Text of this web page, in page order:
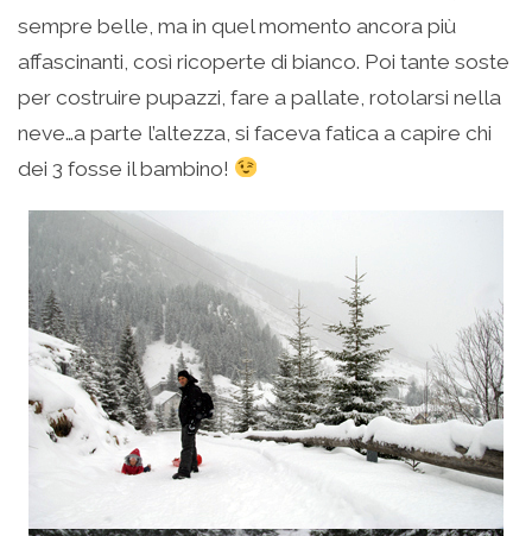
sempre belle, ma in quel momento ancora più
affascinanti, così ricoperte di bianco. Poi tante soste
per costruire pupazzi, fare a pallate, rotolarsi nella
neve…a parte l’altezza, si faceva fatica a capire chi
dei 3 fosse il bambino!